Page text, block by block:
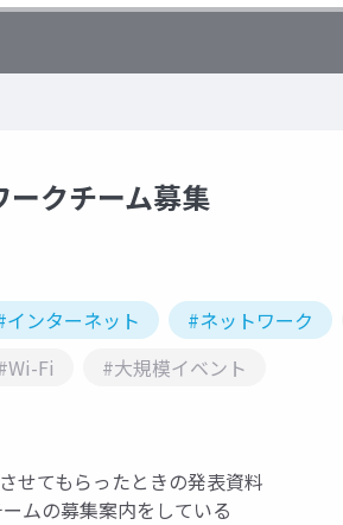
クチーム募集
インターネット #ネットワーク
Fi #大規模イベント
せてもらったときの発表資料
ムの募集案内をしている